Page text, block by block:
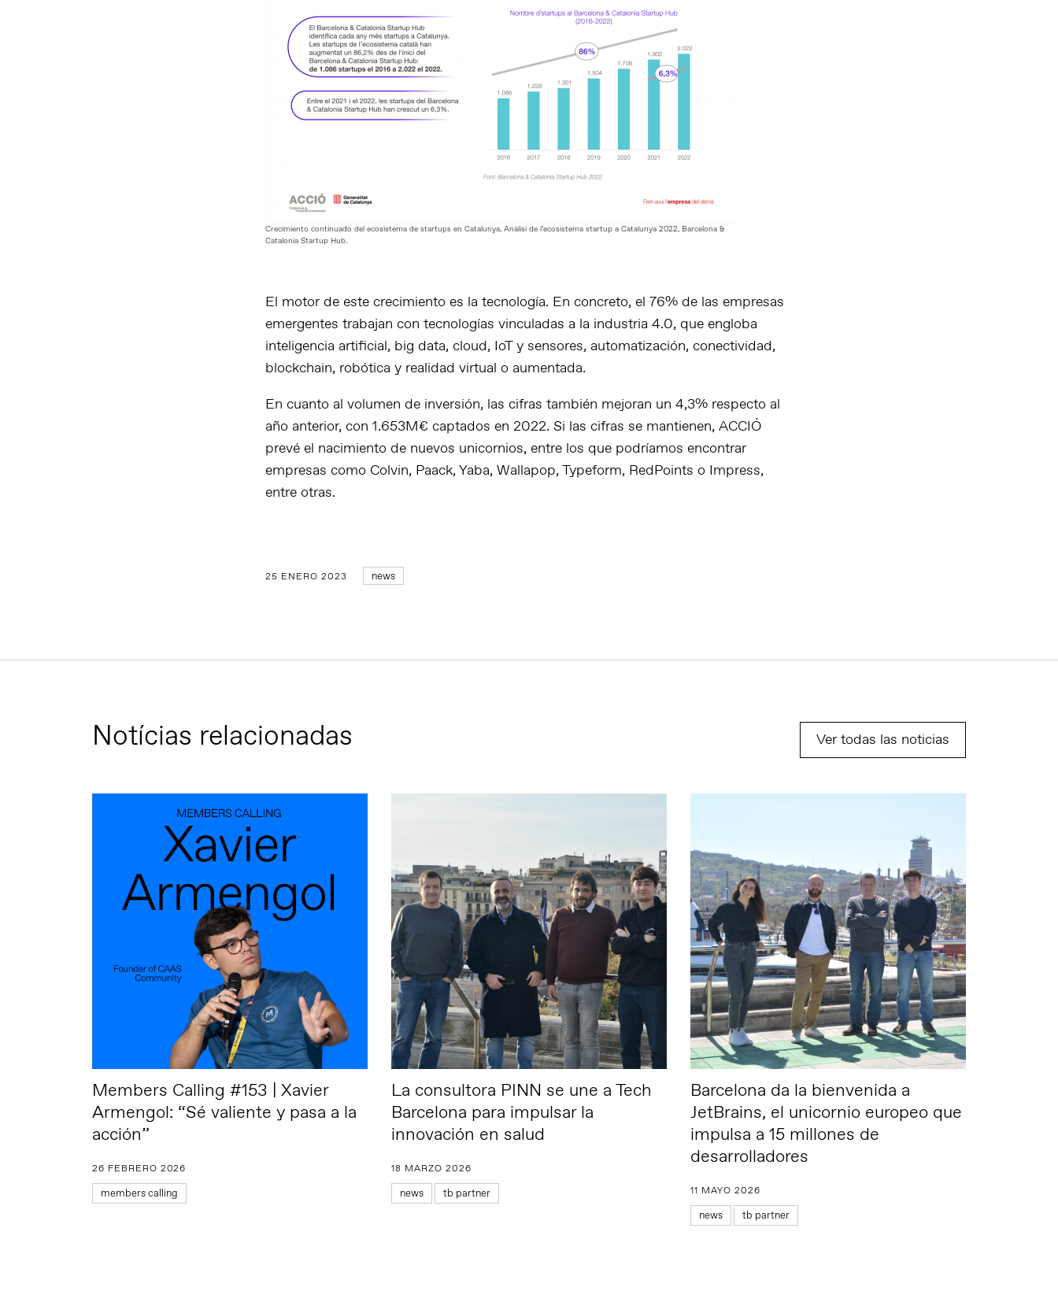
Crecimiento continuado del ecosistema de startups en Catalunya, Anàlisi de l’ecosistema startup a Catalunya 2022, Barcelona &
Catalonia Startup Hub.
El motor de este crecimiento es la tecnología. En concreto, el 76% de las empresas
emergentes trabajan con tecnologías vinculadas a la industria 4.0, que engloba
inteligencia artificial, big data, cloud, IoT y sensores, automatización, conectividad,
blockchain, robótica y realidad virtual o aumentada.
En cuanto al volumen de inversión, las cifras también mejoran un 4,3% respecto al
año anterior, con 1.653M€ captados en 2022. Si las cifras se mantienen, ACCIÓ
prevé el nacimiento de nuevos unicornios, entre los que podríamos encontrar
empresas como Colvin, Paack, Yaba, Wallapop, Typeform, RedPoints o Impress,
entre otras.
25 ENERO 2023 news
Notícias relacionadas Ver todas las noticias
Members Calling #153 | Xavier
Armengol: “Sé valiente y pasa a la
acción”
26 FEBRERO 2026
members calling
La consultora PINN se une a Tech
Barcelona para impulsar la
innovación en salud
18 MARZO 2026
news tb partner
Barcelona da la bienvenida a
JetBrains, el unicornio europeo que
impulsa a 15 millones de
desarrolladores
11 MAYO 2026
news tb partner